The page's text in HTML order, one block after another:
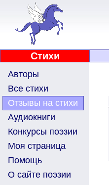
Стихи
Авторы
Все стихи
Отзывы на стихи
Аудиокниги
Конкурсы поэзии
Моя страница
Помощь
О сайте поэзии